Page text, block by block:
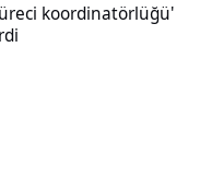
koordinatörlüğü'